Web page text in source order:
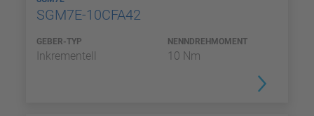
SGM7E-10CFA42
GEBER-TYP
Inkrementell
NENNDREHMOMENT
10 Nm